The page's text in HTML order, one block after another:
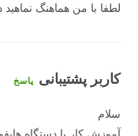
لطفا با من هماهنگ
کاربر پشتیبانی پاسخ
سلام